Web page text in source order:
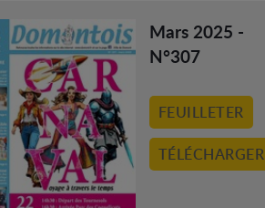
Mars 2025 -
N°307
FEUILLETER
TÉLÉCHARGER